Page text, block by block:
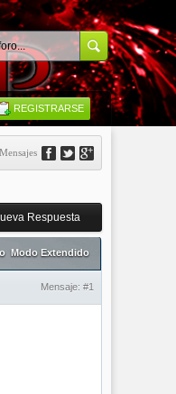
REGISTRARSE
Respuesta
Modo Extendido
Mensaje: #1